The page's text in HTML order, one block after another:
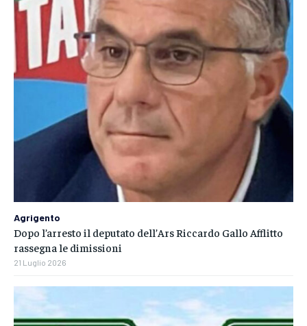
Agrigento
Dopo l’arresto il deputato dell’Ars Riccardo Gallo Afflitto
rassegna le dimissioni
21 Luglio 2026